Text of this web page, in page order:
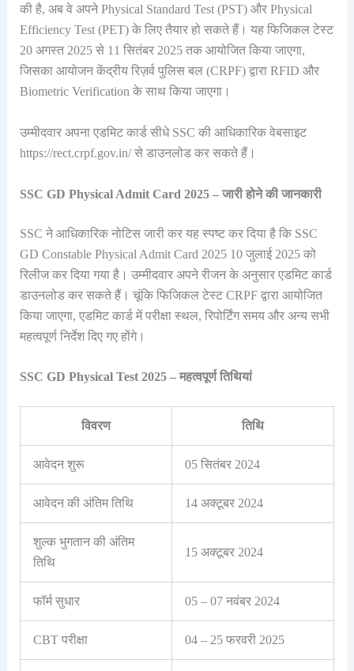
की है, अब वे अपने Physical Standard Test (PST) और Physical
Efficiency Test (PET) के लिए तैयार हो सकते हैं। यह फिजिकल टेस्ट
20 अगस्त 2025 से 11 सितंबर 2025 तक आयोजित किया जाएगा,
जिसका आयोजन केंद्रीय रिज़र्व पुलिस बल (CRPF) द्वारा RFID और
Biometric Verification के साथ किया जाएगा।
उम्मीदवार अपना एडमिट कार्ड सीधे SSC की आधिकारिक वेबसाइट
https://rect.crpf.gov.in/ से डाउनलोड कर सकते हैं।
SSC GD Physical Admit Card 2025 – जारी होने की जानकारी
SSC ने आधिकारिक नोटिस जारी कर यह स्पष्ट कर दिया है कि SSC
GD Constable Physical Admit Card 2025 10 जुलाई 2025 को
रिलीज कर दिया गया है। उम्मीदवार अपने रीजन के अनुसार एडमिट कार्ड
डाउनलोड कर सकते हैं। चूंकि फिजिकल टेस्ट CRPF द्वारा आयोजित
किया जाएगा, एडमिट कार्ड में परीक्षा स्थल, रिपोर्टिंग समय और अन्य सभी
महत्वपूर्ण निर्देश दिए गए होंगे।
SSC GD Physical Test 2025 – महत्वपूर्ण तिथियां
विवरण तिथि
आवेदन शुरू 05 सितंबर 2024
आवेदन की अंतिम तिथि 14 अक्टूबर 2024
शुल्क भुगतान की अंतिम
तिथि
15 अक्टूबर 2024
फॉर्म सुधार 05 – 07 नवंबर 2024
CBT परीक्षा 04 – 25 फरवरी 2025